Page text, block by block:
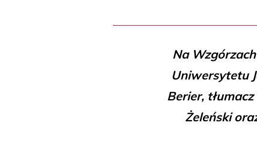
Na
Uniwersytetu
Berier,
Żeleński